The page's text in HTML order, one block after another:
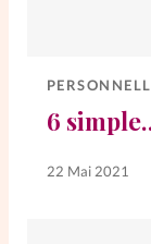
6
22 Mai 2021